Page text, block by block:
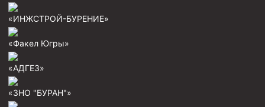
Ерши механические
Скреперы механические
Штанголовки
«ИНЖСТРОЙ-БУРЕНИЕ»
«Факел Югры»
«АДГЕЗ»
«ЗНО "БУРАН"»